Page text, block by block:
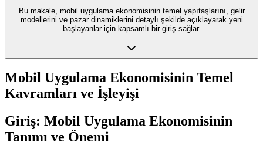
Bu makale, mobil uygulama ekonomisinin temel yapıtaşlarını, gelir
modellerini ve pazar dinamiklerini detaylı şekilde açıklayarak yeni
başlayanlar için kapsamlı bir giriş sağlar.
Mobil Uygulama Ekonomisinin Temel
Kavramları ve İşleyişi
Giriş: Mobil Uygulama Ekonomisinin
Tanımı ve Önemi